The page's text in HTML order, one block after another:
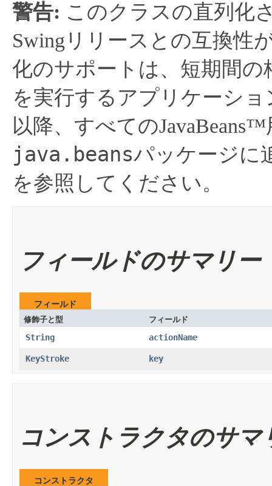
警告: このクラスの直列化
Swingリリースとの互換性
化のサポートは、短期間
を実行するアプリケーシ
以降、すべての
java.beansパッケージに
を参照してください。
フィールドのサマリー
フィールド
修飾子と型
フィールド
String actionName
KeyStroke key
コンストラクタのサマ
コンストラクタ